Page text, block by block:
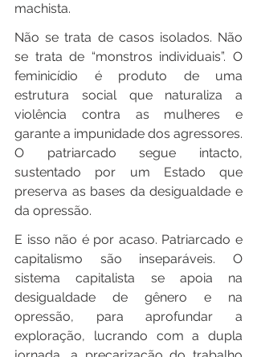
machista.
Não se trata de casos isolados. Não
se trata de “monstros individuais”. O
feminicídio é produto de uma
estrutura social que naturaliza a
violência contra as mulheres e
garante a impunidade dos agressores.
O patriarcado segue intacto,
sustentado por um Estado que
preserva as bases da desigualdade e
da opressão.
E isso não é por acaso. Patriarcado e
capitalismo são inseparáveis. O
sistema capitalista se apoia na
desigualdade de gênero e na
opressão, para aprofundar a
exploração, lucrando com a dupla